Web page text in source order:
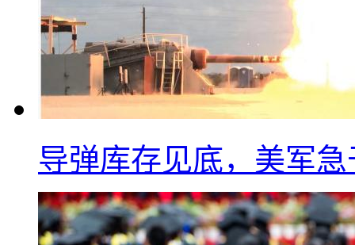
导弹库存见底，美军